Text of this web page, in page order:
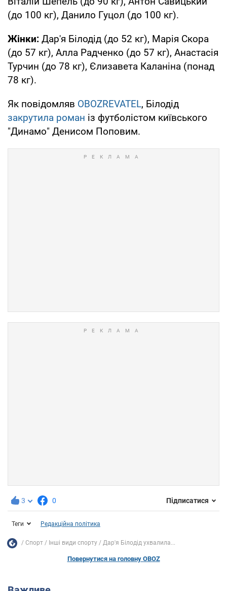
(до 100 кг), Данило Гуцол (до 100 кг).
Жінки: Дар'я Білодід (до 52 кг), Марія Скора
(до 57 кг), Алла Радченко (до 57 кг), Анастасія
Турчин (до 78 кг), Єлизавета Каланіна (понад
78 кг).
Як повідомляв OBOZREVATEL, Білодід
закрутила роман із футболістом київського
"Динамо" Денисом Поповим.
3 0 Підписатися
Теги Редакційна політика
Спорт Інші види спорту Дар'я Білодід ухвалила...
Повернутися на головну OBOZ